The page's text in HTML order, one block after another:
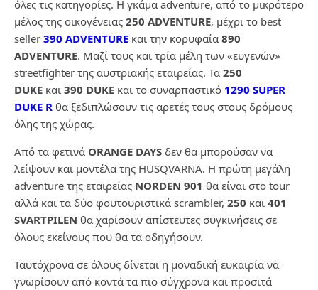
όλες τις κατηγορίες. Η γκάμα adventure, από το μικρότερο
μέλος της οικογένειας 250 ADVENTURE, μέχρι το best
seller 390 ADVENTURE και την κορυφαία 890
ADVENTURE. Μαζί τους και τρία μέλη των «ευγενών»
streetfighter της αυστριακής εταιρείας. Τα 250
DUKE και 390 DUKE και το συναρπαστικό 1290 SUPER
DUKE R θα ξεδιπλώσουν τις αρετές τους στους δρόμους
όλης της χώρας.
Από τα φετινά ORANGE DAYS δεν θα μπορούσαν να
λείψουν και μοντέλα της HUSQVARNA. Η πρώτη μεγάλη
adventure της εταιρείας NORDEN 901 θα είναι στο tour
αλλά και τα δύο φουτουριστικά scrambler, 250 και 401
SVARTPILEN θα χαρίσουν απίστευτες συγκινήσεις σε
όλους εκείνους που θα τα οδηγήσουν.
Ταυτόχρονα σε όλους δίνεται η μοναδική ευκαιρία να
γνωρίσουν από κοντά τα πιο σύγχρονα και προσιτά